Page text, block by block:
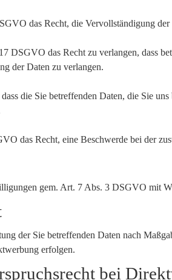
das Recht, die Vervollständigung
DSGVO das Recht zu verlangen, dass
der Daten zu verlangen.
die Sie betreffenden Daten, die Sie
das Recht, eine Beschwerde bei der
gem. Art. 7 Abs. 3 DSGVO mit
der Sie betreffenden Daten nach
erfolgen.
bei